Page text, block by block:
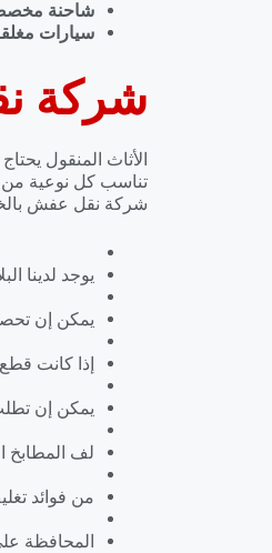
شاحنة
سيارات
شركة
الأثاث المنقول
تناسب كل نوعية من
شركة نقل عفش
يوجد لدينا
يمكن إن
إذا كانت
يمكن إن
لف المطابخ
من فوائد
المحافظة